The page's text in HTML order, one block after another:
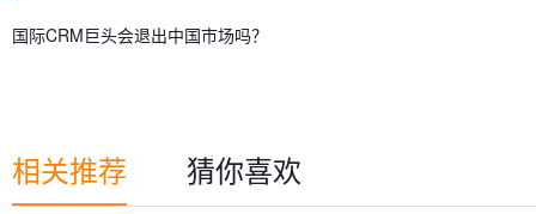
国际CRM巨头会退出中国市场吗？
相关推荐 猜你喜欢